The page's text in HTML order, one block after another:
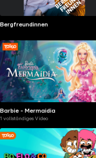
Bergfreundinnen
Barbie - Mermaidia
1 vollständiges Video